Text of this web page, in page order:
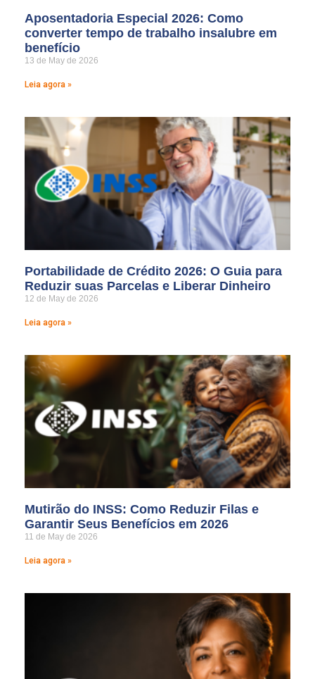
Aposentadoria Especial 2026: Como
converter tempo de trabalho insalubre em
benefício
13 de May de 2026
Leia agora »
Portabilidade de Crédito 2026: O Guia para
Reduzir suas Parcelas e Liberar Dinheiro
12 de May de 2026
Leia agora »
Mutirão do INSS: Como Reduzir Filas e
Garantir Seus Benefícios em 2026
11 de May de 2026
Leia agora »